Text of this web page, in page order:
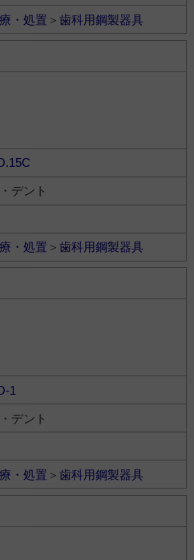
・処置 ＞ 歯科用鋼製器具
デント
・処置 ＞ 歯科用鋼製器具
1
デント
・処置 ＞ 歯科用鋼製器具